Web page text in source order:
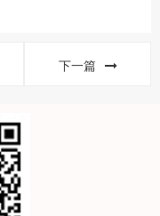
下一篇